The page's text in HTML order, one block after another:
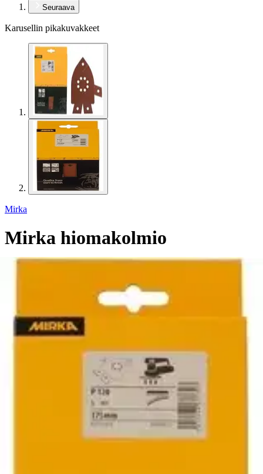
Seuraava
Karusellin pikakuvakkeet
Mirka
Mirka hiomakolmio
1,78 €/kpl
Hinta ilman S-Etukorttia:
Nouto myymälästä
Siirry valitsemaan myymälä
Kotiin tai noutopisteeseen